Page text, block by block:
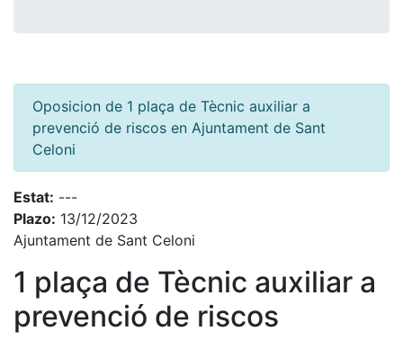
Oposicion de 1 plaça de Tècnic auxiliar a
prevenció de riscos en Ajuntament de Sant
Celoni
Estat: ---
Plazo: 13/12/2023
Ajuntament de Sant Celoni
1 plaça de Tècnic auxiliar a
prevenció de riscos